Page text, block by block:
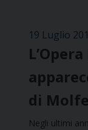
19 Luglio
di
Negli ultimi